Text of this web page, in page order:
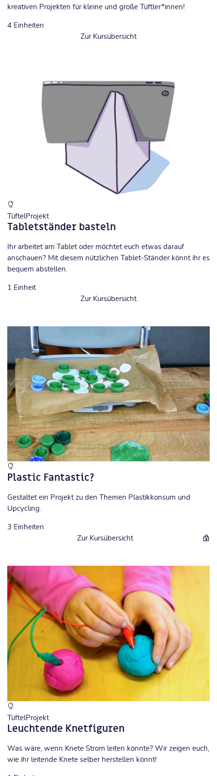
kreativen Projekten für kleine und große Tüftler*innen!
4 Einheiten
Zur Kursübersicht
TüftelProjekt
Tabletständer basteln
Ihr arbeitet am Tablet oder möchtet euch etwas darauf
anschauen? Mit diesem nützlichen Tablet-Ständer könnt ihr es
bequem abstellen.
1 Einheit
Zur Kursübersicht
Plastic Fantastic?
Gestaltet ein Projekt zu den Themen Plastikkonsum und
Upcycling.
3 Einheiten
Zur Kursübersicht
TüftelProjekt
Leuchtende Knetfiguren
Was wäre, wenn Knete Strom leiten könnte? Wir zeigen euch,
wie ihr leitende Knete selber herstellen könnt!